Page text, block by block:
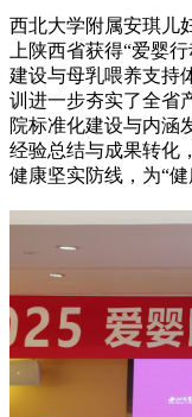
西北大学附属安琪儿
上陕西省获得“爱婴
建设与母乳喂养支持
训进一步夯实了全省
院标准化建设与内涵
经验总结与成果转化
健康坚实防线，为“